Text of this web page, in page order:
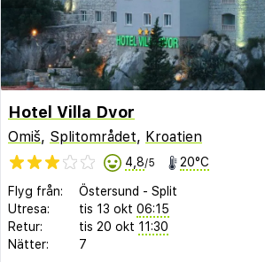
Hotel Villa Dvor
Omiš, Splitområdet, Kroatien
4,8/5 20°C
Flyg från: Östersund - Split
Utresa:
tis 13 okt 06:15
Retur:
tis 20 okt 11:30
Nätter:
7